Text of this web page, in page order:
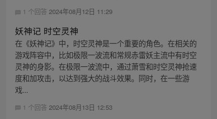
1 个回答 2024年08月12日 11:29
妖神记 时空灵神
在《妖神记》中，时空灵神是一个重要的角色。在相关的
游戏阵容中，比如极限一波流和常规赤雷妖主流中有时空
灵神的身影。在极限一波流中，通过萧雪和时空灵神抢速
度和加攻击，以达到强大的战斗效果。同时，在一些游
戏...
1 个回答 2024年08月13日 12:53